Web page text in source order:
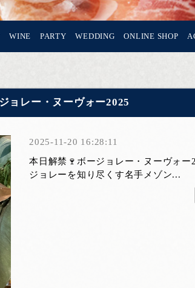
WINE PARTY WEDDING ONLINE SHOP
ョレー・ヌーヴォー2025
2025-11-20 16:28:11
本日解禁🍷ボージョレー・ヌーヴォ
ジョレーを知り尽くす名手メゾン...